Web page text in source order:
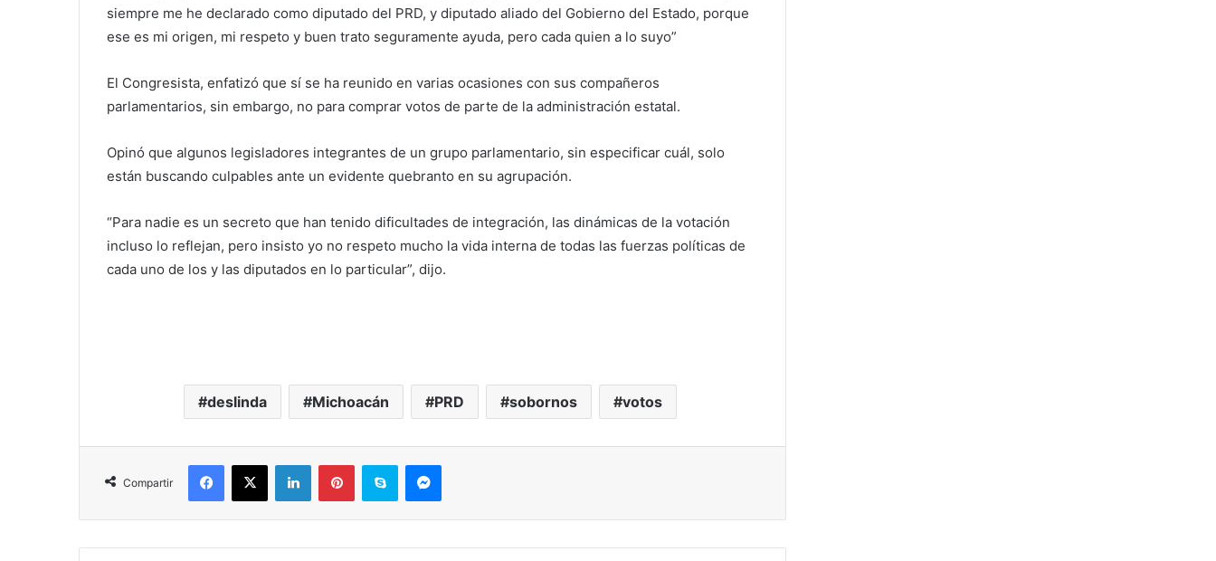
siempre me he declarado como diputado del PRD, y diputado aliado del Gobierno del Estado, porque
ese es mi origen, mi respeto y buen trato seguramente ayuda, pero cada quien a lo suyo”
El Congresista, enfatizó que sí se ha reunido en varias ocasiones con sus compañeros
parlamentarios, sin embargo, no para comprar votos de parte de la administración estatal.
Opinó que algunos legisladores integrantes de un grupo parlamentario, sin especificar cuál, solo
están buscando culpables ante un evidente quebranto en su agrupación.
“Para nadie es un secreto que han tenido dificultades de integración, las dinámicas de la votación
incluso lo reflejan, pero insisto yo no respeto mucho la vida interna de todas las fuerzas políticas de
cada uno de los y las diputados en lo particular”, dijo.
deslinda Michoacán PRD sobornos votos
Compartir